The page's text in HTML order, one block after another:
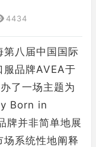
4434
第八届中国国际
服品牌AVEA于
了一场主题为
Born in
牌并非简单地展
系统性地阐释